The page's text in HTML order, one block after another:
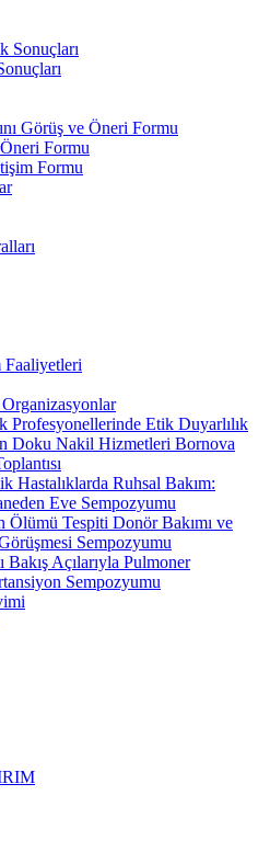
Sonuçları
Görüş ve Öneri Formu
Formu
Formu
Faaliyetleri
Profesyonellerinde Etik Duyarlılık
Doku Nakil Hizmetleri Bornova
Hastalıklarda Ruhsal Bakım:
Eve Sempozyumu
Ölümü Tespiti Donör Bakımı ve
Sempozyumu
Bakış Açılarıyla Pulmoner
Sempozyumu